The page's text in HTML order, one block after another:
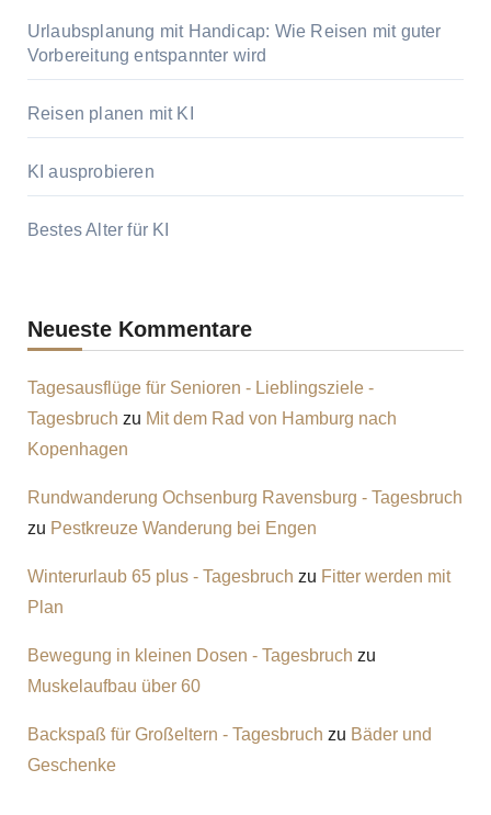
Urlaubsplanung mit Handicap: Wie Reisen mit guter
Vorbereitung entspannter wird
Reisen planen mit KI
KI ausprobieren
Bestes Alter für KI
Neueste Kommentare
Tagesausflüge für Senioren - Lieblingsziele -
Tagesbruch zu Mit dem Rad von Hamburg nach
Kopenhagen
Rundwanderung Ochsenburg Ravensburg - Tagesbruch
zu Pestkreuze Wanderung bei Engen
Winterurlaub 65 plus - Tagesbruch zu Fitter werden mit
Plan
Bewegung in kleinen Dosen - Tagesbruch zu
Muskelaufbau über 60
Backspaß für Großeltern - Tagesbruch zu Bäder und
Geschenke